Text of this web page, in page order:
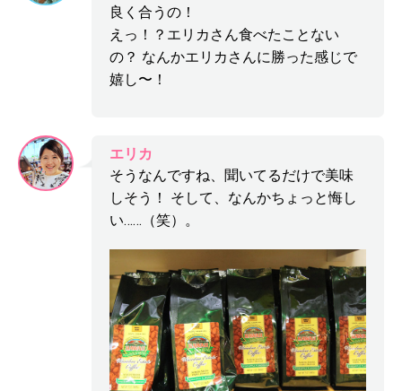
良く合うの！
えっ！？エリカさん食べたことない
の？ なんかエリカさんに勝った感じで
嬉し〜！
エリカ
そうなんですね、聞いてるだけで美味
しそう！ そして、なんかちょっと悔し
い……（笑）。